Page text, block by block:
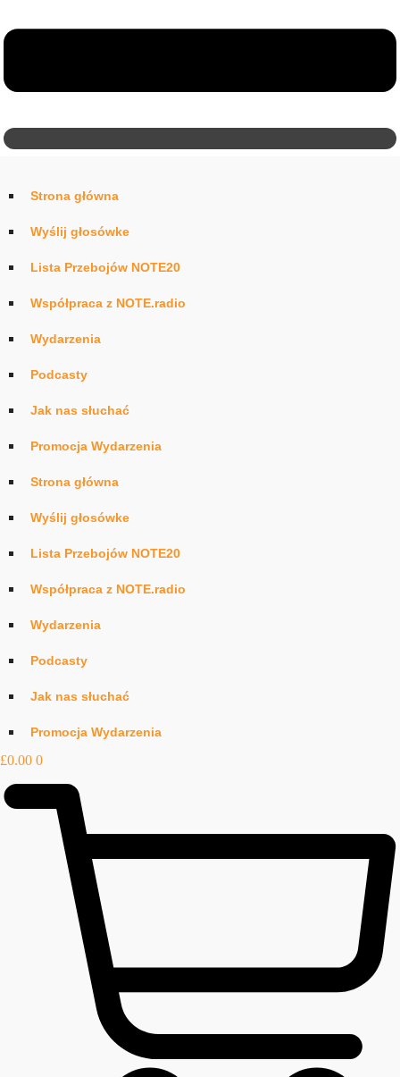
Strona główna
Wyślij głosówke
Lista Przebojów NOTE20
Współpraca z NOTE.radio
Wydarzenia
Podcasty
Jak nas słuchać
Promocja Wydarzenia
Strona główna
Wyślij głosówke
Lista Przebojów NOTE20
Współpraca z NOTE.radio
Wydarzenia
Podcasty
Jak nas słuchać
Promocja Wydarzenia
£0.00 0